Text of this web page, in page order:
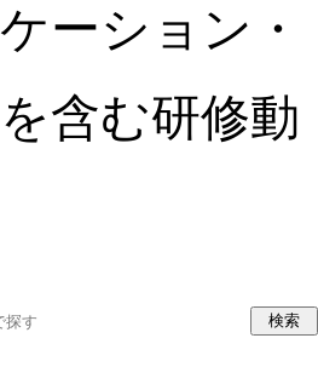
ーション・
含む研修動
検索